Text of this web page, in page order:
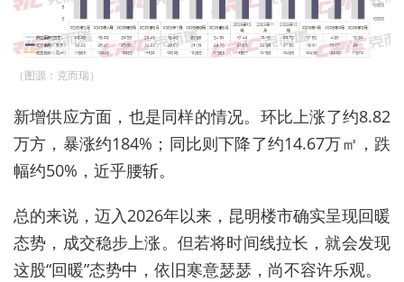
（图源：克而瑞）
新增供应方面，也是同样的情况。环比上涨了约8.82
万方，暴涨约184%；同比则下降了约14.67万㎡，跌
幅约50%，近乎腰斩。
总的来说，迈入2026年以来，昆明楼市确实呈现回暖
态势，成交稳步上涨。但若将时间线拉长，就会发现
这股“回暖”态势中，依旧寒意瑟瑟，尚不容许乐观。